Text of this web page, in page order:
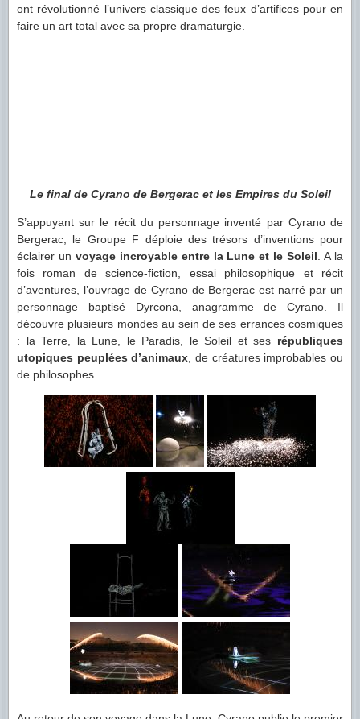
ont révolutionné l’univers classique des feux d’artifices pour en
faire un art total avec sa propre dramaturgie.
Le final de Cyrano de Bergerac et les Empires du Soleil
S’appuyant sur le récit du personnage inventé par Cyrano de
Bergerac, le Groupe F déploie des trésors d’inventions pour
éclairer un voyage incroyable entre la Lune et le Soleil . A la
fois roman de science-fiction, essai philosophique et récit
d’aventures, l’ouvrage de Cyrano de Bergerac est narré par un
personnage baptisé Dyrcona, anagramme de Cyrano. Il
découvre plusieurs mondes au sein de ses errances cosmiques
: la Terre, la Lune, le Paradis, le Soleil et ses républiques
utopiques peuplées d’animaux , de créatures improbables ou
de philosophes.